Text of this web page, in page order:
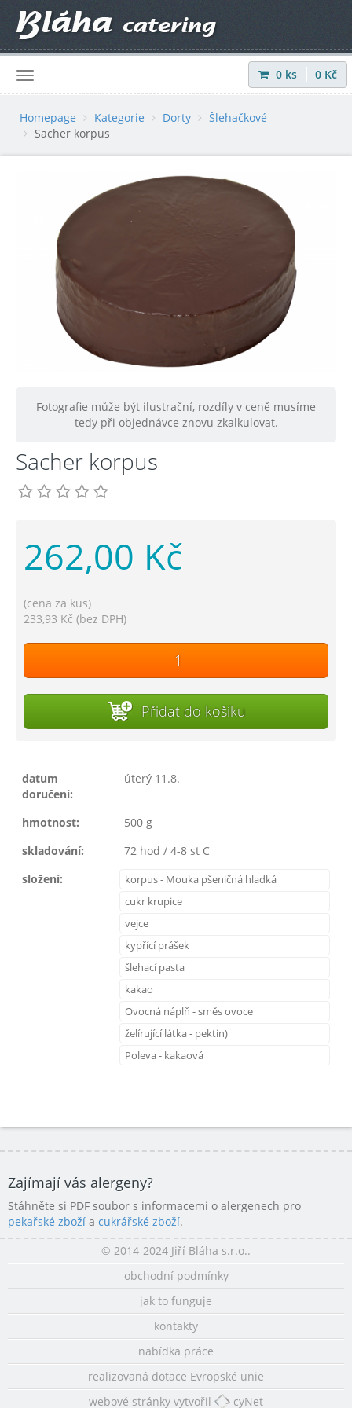
Přihlásit |Registrovat
0 ks 0 Kč
Homepage Kategorie Dorty
Šlehačkové
Sacher korpus
Fotografie může být ilustrační, rozdíly v ceně musíme
tedy při objednávce znovu zkalkulovat.
Sacher korpus
262,00 Kč
(cena za kus)
233,93 Kč (bez DPH)
Přidat do košíku
datum
doručení:
úterý 11.8.
hmotnost:
500 g
skladování:
72 hod / 4-8 st C
složení:
korpus - Mouka pšeničná hladká
cukr krupice
vejce
kypřící prášek
šlehací pasta
kakao
Ovocná náplň - směs ovoce
želírující látka - pektin)
Poleva - kakaová
Zajímají vás alergeny?
Stáhněte si PDF soubor s informacemi o alergenech pro
pekařské zboží a cukrářské zboží.
© 2014-2024 Jiří Bláha s.r.o..
obchodní podmínky
jak to funguje
kontakty
nabídka práce
realizovaná dotace Evropské unie
webové stránky vytvořil
cyNet